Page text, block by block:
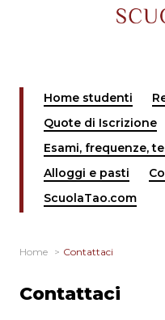
Home studenti
Quote di Iscrizione
Esami, frequenze,
Alloggi e pasti
ScuolaTao.com
Home Contattaci
Contattaci